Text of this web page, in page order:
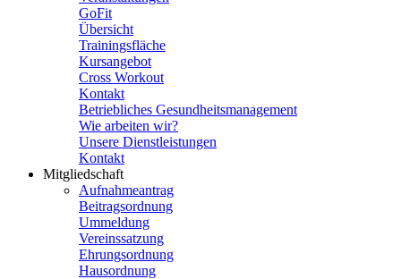
GoFit
Übersicht
Trainingsfläche
Kursangebot
Cross Workout
Kontakt
Betriebliches Gesundheitsmanagement
Wie arbeiten wir?
Unsere Dienstleistungen
Kontakt
Mitgliedschaft
Aufnahmeantrag
Beitragsordnung
Ummeldung
Vereinssatzung
Ehrungsordnung
Hausordnung